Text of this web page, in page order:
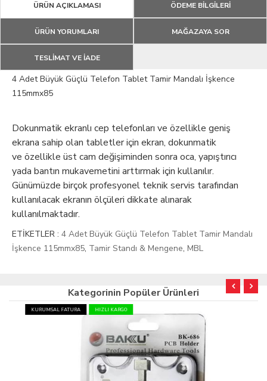
ÜRÜN AÇIKLAMASI ÖDEME BİLGİLERİ
ÜRÜN YORUMLARI MAĞAZAYA SOR
TESLİMAT VE İADE
4 Adet Büyük Güçlü Telefon Tablet Tamir Mandalı İşkence
115mmx85
Dokunmatik ekranlı cep telefonları ve özellikle geniş
ekrana sahip olan tabletler için ekran, dokunmatik
ve özellikle üst cam değişiminden sonra oca, yapıştırıcı
yada bantın mukavemetini arttırmak için kullanılır.
Günümüzde birçok profesyonel teknik servis tarafından
kullanılacak ekranın ölçüleri dikkate alınarak
kullanılmaktadır.
ETİKETLER : 4 Adet Büyük Güçlü Telefon Tablet Tamir Mandalı
İşkence 115mmx85, Tamir Standı & Mengene, MBL
Kategorinin Popüler Ürünleri
KURUMSAL FATURA HIZLI KARGO